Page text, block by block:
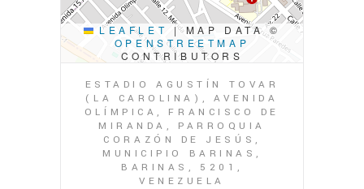
LEAFLET |MAP DATA ©
OPENSTREETMAP
CONTRIBUTORS
ESTADIO AGUSTÍN TOVAR
(LA CAROLINA), AVENIDA
OLÍMPICA, FRANCISCO DE
MIRANDA, PARROQUIA
CORAZÓN DE JESÚS,
MUNICIPIO BARINAS,
BARINAS, 5201,
VENEZUELA